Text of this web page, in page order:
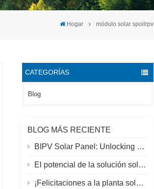
Italiano
Español
Hogar módulo solar spoilrpv
CATEGORÍAS
Blog
BLOG MÁS RECIENTE
BIPV Solar Panel: Unlocking New Solar Opportunities Beyond Traditional Roofs
El potencial de la solución solar y espolar en azoteas
¡Felicitaciones a la planta solar más alta del mundo en el Tíbet!